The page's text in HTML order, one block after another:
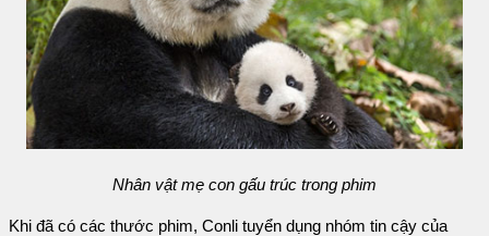
Nhân vật mẹ con gấu trúc trong phim
Khi đã có các thước phim, Conli tuyển dụng nhóm tin cậy của